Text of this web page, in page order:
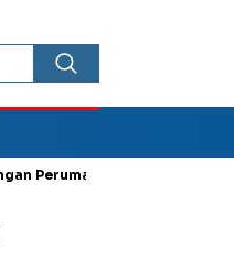
Dewan Rp 3,6 M, Eks